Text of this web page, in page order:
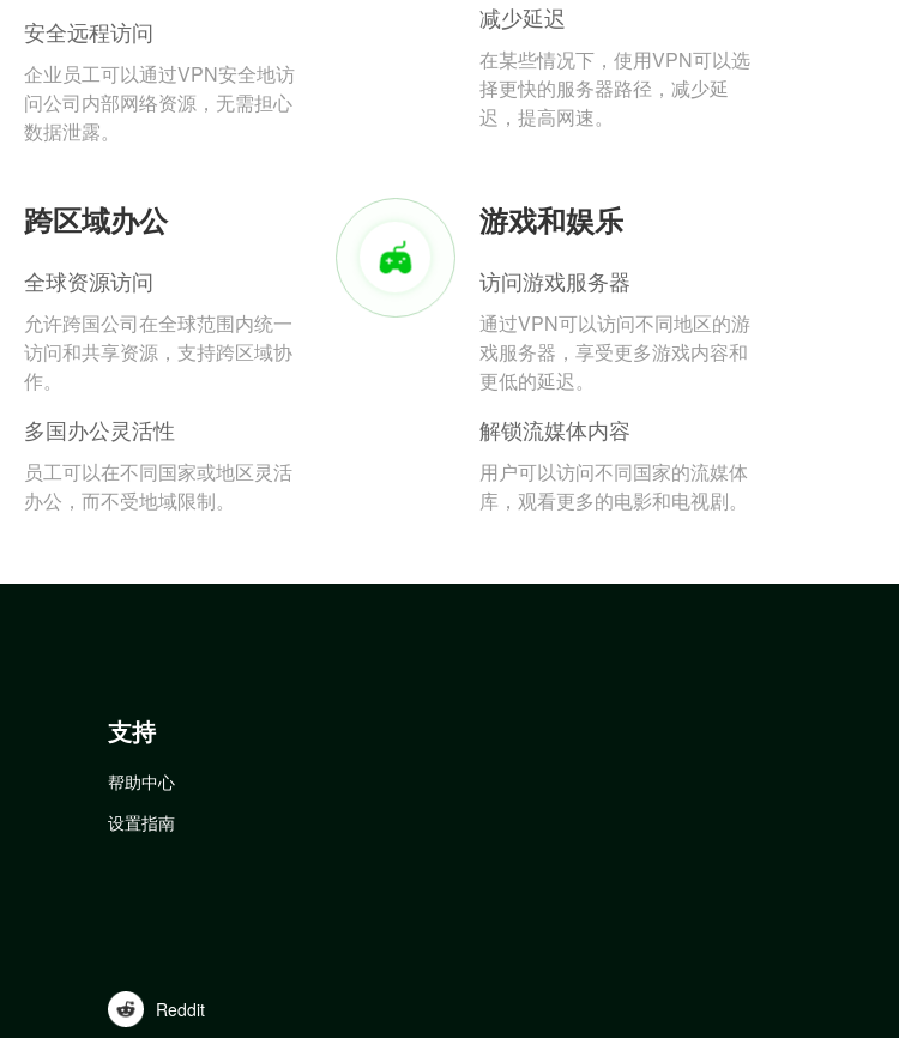
安全远程访问
企业员工可以通过VPN安全地访
问公司内部网络资源，无需担心
数据泄露。
减少延迟
在某些情况下，使用VPN可以选
择更快的服务器路径，减少延
迟，提高网速。
跨区域办公
全球资源访问
允许跨国公司在全球范围内统一
访问和共享资源，支持跨区域协
作。
多国办公灵活性
员工可以在不同国家或地区灵活
办公，而不受地域限制。
游戏和娱乐
访问游戏服务器
通过VPN可以访问不同地区的游
戏服务器，享受更多游戏内容和
更低的延迟。
解锁流媒体内容
用户可以访问不同国家的流媒体
库，观看更多的电影和电视剧。
支持
帮助中心
设置指南
Reddit